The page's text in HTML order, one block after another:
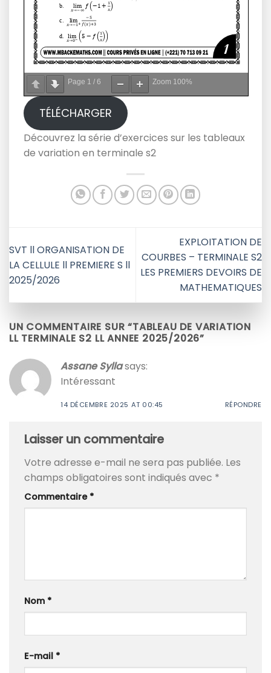
Page 1 / 6 Zoom 100%
TÉLÉCHARGER
Découvrez la série d’exercices sur les tableaux
de variation en terminale s2
SVT ll ORGANISATION DE
LA CELLULE ll PREMIERE S ll
2025/2026
EXPLOITATION DE
COURBES – TERMINALE S2
LES PREMIERS DEVOIRS DE
MATHEMATIQUES
UN COMMENTAIRE SUR “TABLEAU DE VARIATION
LL TERMINALE S2 LL ANNEE 2025/2026”
Assane Syllasays:
Intéressant
14 DÉCEMBRE 2025 AT 00:45 RÉPONDRE
Laisser un commentaire
Votre adresse e-mail ne sera pas publiée. Les
champs obligatoires sont indiqués avec *
Commentaire *
Nom *
E-mail *